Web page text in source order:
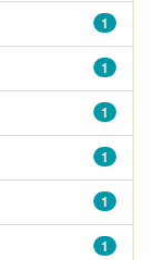
1
1
1
1
1
1